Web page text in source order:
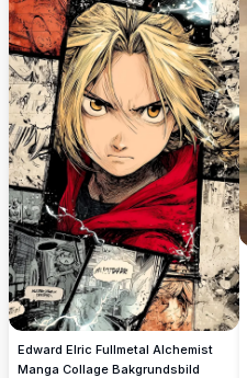
Edward Elric Fullmetal Alchemist
Manga Collage Bakgrundsbild